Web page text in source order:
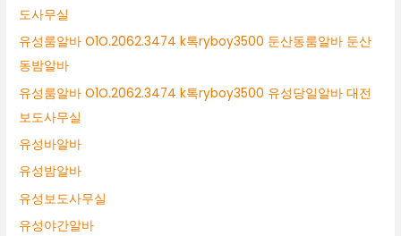
도사무실
유성룸알바 O1O.2062.3474 k톡ryboy3500 둔산동룸알바 둔산
동밤알바
유성룸알바 O1O.2062.3474 k톡ryboy3500 유성당일알바 대전
보도사무실
유성바알바
유성밤알바
유성보도사무실
유성야간알바